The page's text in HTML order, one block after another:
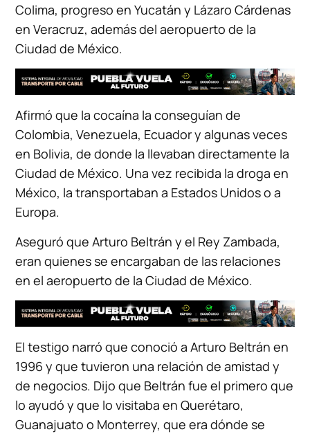
Colima, progreso en Yucatán y Lázaro Cárdenas
en Veracruz, además del aeropuerto de la
Ciudad de México.
Afirmó que la cocaína la conseguían de
Colombia, Venezuela, Ecuador y algunas veces
en Bolivia, de donde la llevaban directamente la
Ciudad de México. Una vez recibida la droga en
México, la transportaban a Estados Unidos o a
Europa.
Aseguró que Arturo Beltrán y el Rey Zambada,
eran quienes se encargaban de las relaciones
en el aeropuerto de la Ciudad de México.
El testigo narró que conoció a Arturo Beltrán en
1996 y que tuvieron una relación de amistad y
de negocios. Dijo que Beltrán fue el primero que
lo ayudó y que lo visitaba en Querétaro,
Guanajuato o Monterrey, que era dónde se